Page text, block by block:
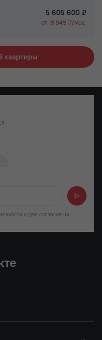
5 605 600 ₽
от 19 949 ₽/мес.
квартиры
и даю согласие на